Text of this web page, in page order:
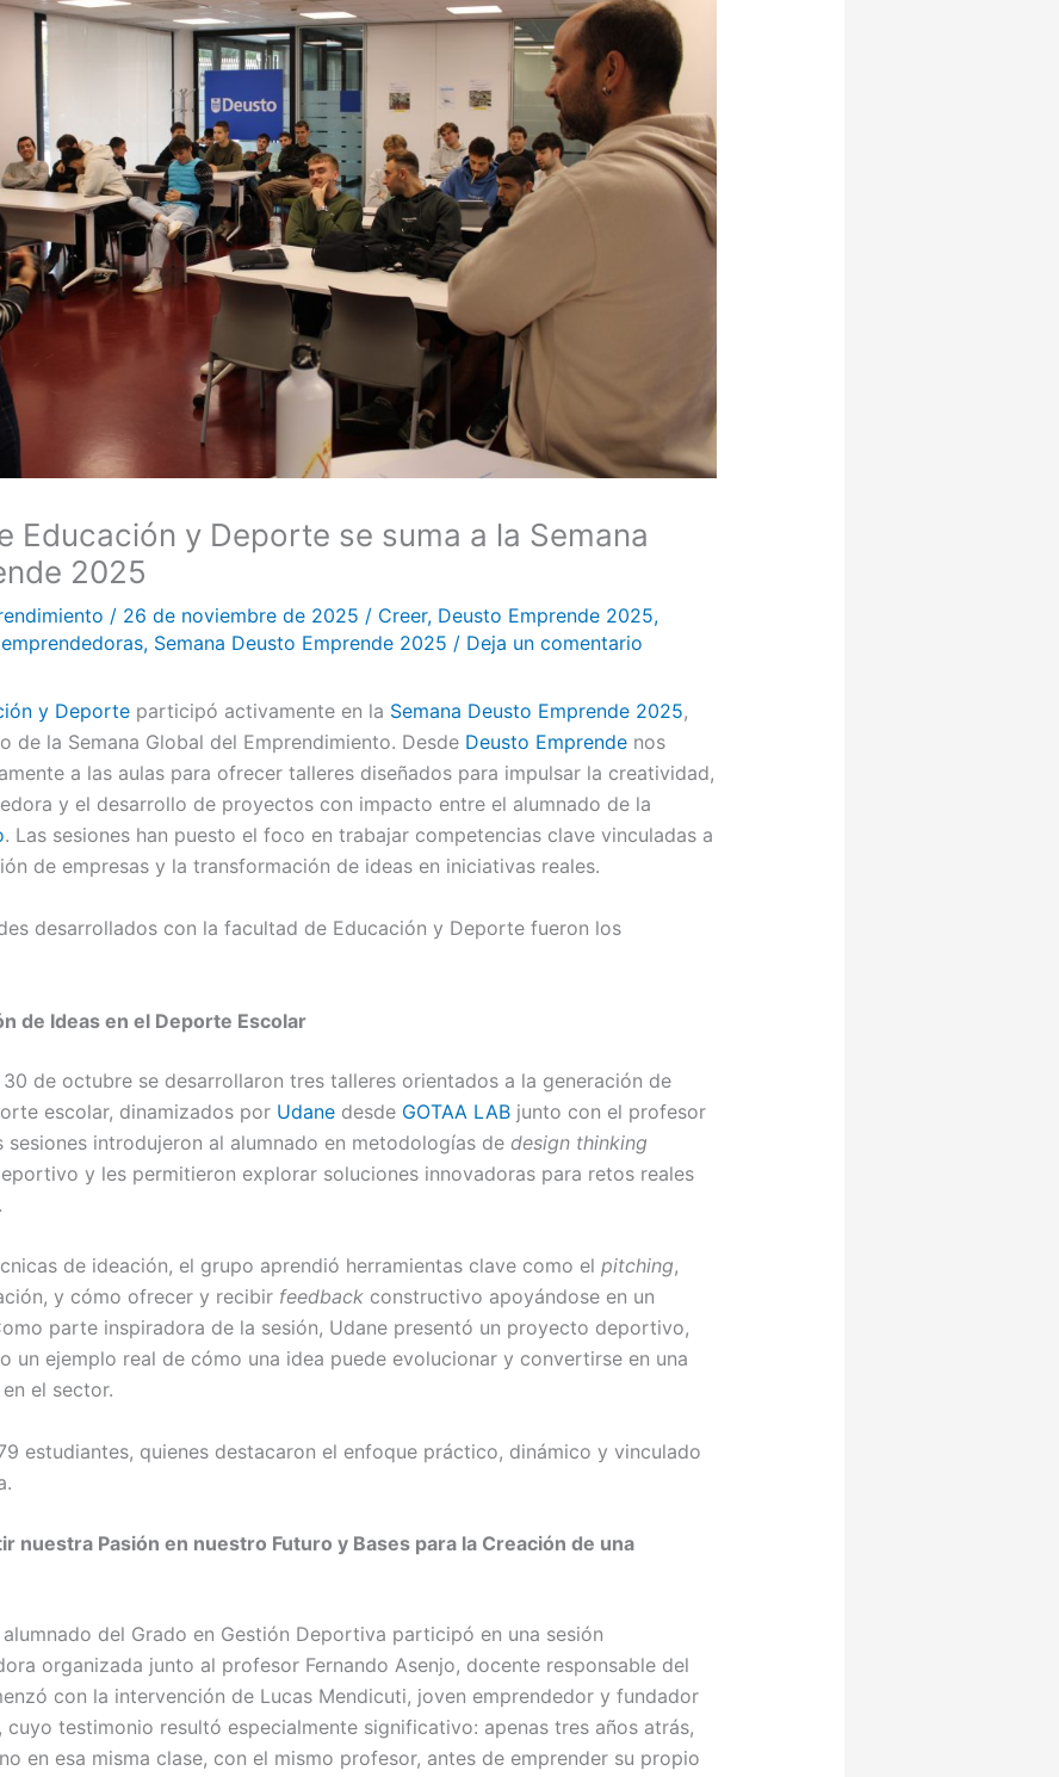
Educación y Deporte se suma a la Semana
2025
/ 26 de noviembre de 2025 / Creer, Deusto Emprende 2025,
, Semana Deusto Emprende 2025 / Deja un comentario
y Deporteparticipó activamente en la Semana Deusto Emprende 2025,
de la Semana Global del Emprendimiento. DesdeDeusto Emprendenos
a las aulas para ofrecer talleres diseñados para impulsar la creatividad,
y el desarrollo de proyectos con impacto entre el alumnado de la
. Las sesiones han puesto el foco en trabajar competencias clave vinculadas a
de empresas y la transformación de ideas en iniciativas reales.
desarrollados con la facultad de Educación y Deporte fueron los
de Ideas en el Deporte Escolar
de octubre se desarrollaron tres talleres orientados a la generación de
escolar, dinamizados por UdanedesdeGOTAA LABjunto con el profesor
sesiones introdujeron al alumnado en metodologías de design thinking
y les permitieron explorar soluciones innovadoras para retos reales
de ideación, el grupo aprendió herramientas clave como el pitching,
y cómo ofrecer y recibir feedbackconstructivo apoyándose en un
parte inspiradora de la sesión, Udane presentó un proyecto deportivo,
un ejemplo real de cómo una idea puede evolucionar y convertirse en una
el sector.
estudiantes, quienes destacaron el enfoque práctico, dinámico y vinculado
nuestra Pasión en nuestro Futuro y Bases para la Creación de una
del Grado en Gestión Deportiva participó en una sesión
organizada junto al profesor Fernando Asenjo, docente responsable del
con la intervención de Lucas Mendicuti, joven emprendedor y fundador
cuyo testimonio resultó especialmente significativo: apenas tres años atrás,
en esa misma clase, con el mismo profesor, antes de emprender su propio